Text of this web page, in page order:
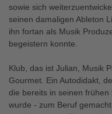
sowie sich
seinen damaligen Ableton
ihn fortan als Musik
begeistern konnte.
Klub, das ist Julian, Musik
Gourmet. Ein Autodidakt,
die bereits in seinen
wurde - zum Beruf